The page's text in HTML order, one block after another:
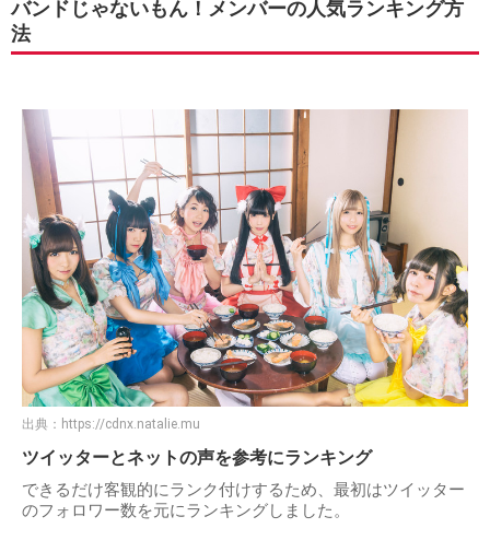
バンドじゃないもん！メンバーの人気ランキング方
法
出典： https://cdnx.natalie.mu
ツイッターとネットの声を参考にランキング
できるだけ客観的にランク付けするため、最初はツイッター
のフォロワー数を元にランキングしました。